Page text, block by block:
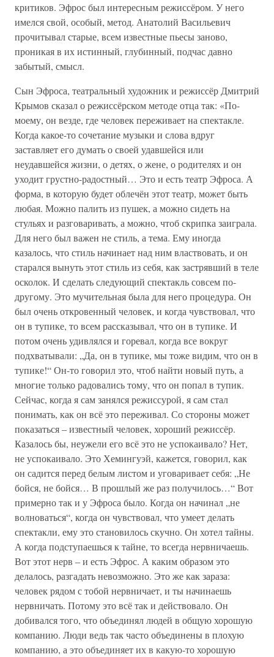
критиков. Эфрос был интересным режиссёром. У него
имелся свой, особый, метод. Анатолий Васильевич
прочитывал старые, всем известные пьесы заново,
проникая в их истинный, глубинный, подчас давно
забытый, смысл.
Сын Эфроса, театральный художник и режиссёр Дмитрий
Крымов сказал о режиссёрском методе отца так: «По-
моему, он везде, где человек переживает на спектакле.
Когда какое-то сочетание музыки и слова вдруг
заставляет его думать о своей удавшейся или
неудавшейся жизни, о детях, о жене, о родителях и он
уходит грустно-радостный… Это и есть театр Эфроса. А
форма, в которую будет облечён этот театр, может быть
любая. Можно палить из пушек, а можно сидеть на
стульях и разговаривать, а можно, чтоб скрипка заиграла.
Для него был важен не стиль, а тема. Ему иногда
казалось, что стиль начинает над ним властвовать, и он
старался вынуть этот стиль из себя, как застрявший в теле
осколок. И сделать следующий спектакль совсем по-
другому. Это мучительная была для него процедура. Он
был очень откровенный человек, и когда чувствовал, что
он в тупике, то всем рассказывал, что он в тупике. И
потом очень удивлялся и горевал, когда все вокруг
подхватывали: „Да, он в тупике, мы тоже видим, что он в
тупике!“ Он-то говорил это, чтоб найти новый путь, а
многие только радовались тому, что он попал в тупик.
Сейчас, когда я сам занялся режиссурой, я сам стал
понимать, как он всё это переживал. Со стороны может
показаться – известный человек, хороший режиссёр.
Казалось бы, неужели его всё это не успокаивало? Нет,
не успокаивало. Это Хемингуэй, кажется, говорил, как
он садится перед белым листом и уговаривает себя: „Не
бойся, не бойся… В прошлый же раз получилось…“ Вот
примерно так и у Эфроса было. Когда он начинал „не
волноваться“, когда он чувствовал, что умеет делать
спектакли, ему это становилось скучно. Он хотел тайны.
А когда подступаешься к тайне, то всегда нервничаешь.
Вот этот нерв – и есть Эфрос. А каким образом это
делалось, разгадать невозможно. Это же как зараза:
человек рядом с тобой нервничает, и ты начинаешь
нервничать. Потому это всё так и действовало. Он
добивался того, что объединял людей в общую хорошую
компанию. Люди ведь так часто объединены в плохую
компанию, а это объединяет их в какую-то хорошую